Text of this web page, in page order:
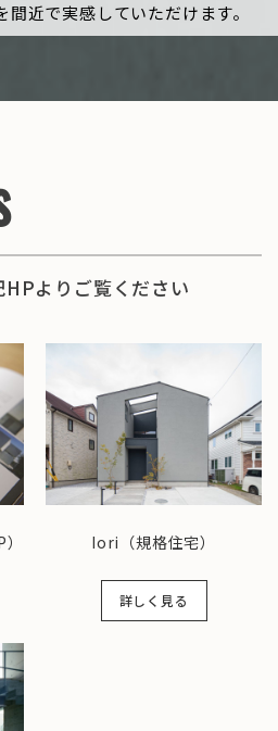
近で実感していただけます。
よりご覧ください
Iori（規格住宅）
詳しく見る